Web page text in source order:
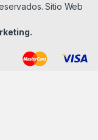
Sitio Web